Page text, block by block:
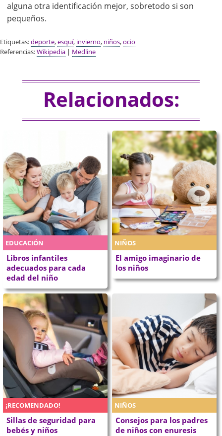
alguna otra identificación mejor, sobretodo si son
pequeños.
Etiquetas:deporte,esquí, invierno, niños,ocio
Referencias:Wikipedia | Medline
Relacionados:
EDUCACIÓN
Libros infantiles
adecuados para cada
edad del niño
NIÑOS
El amigo imaginario de
los niños
¡RECOMENDADO!
Sillas de seguridad para
bebés y niños
NIÑOS
Consejos para los padres
de niños con enuresis